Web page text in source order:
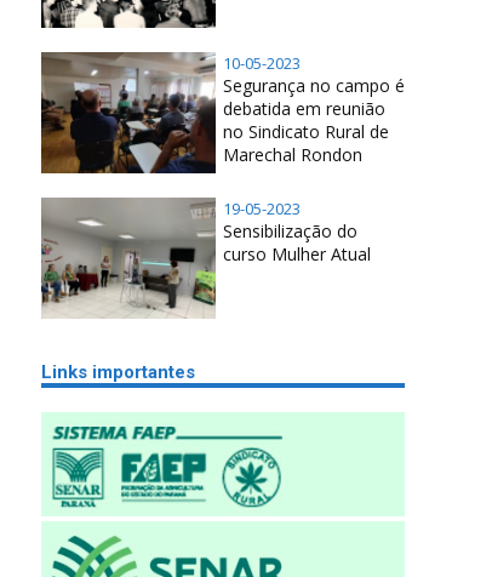
10-05-2023
Segurança no campo é
debatida em reunião
no Sindicato Rural de
Marechal Rondon
19-05-2023
Sensibilização do
curso Mulher Atual
Links importantes